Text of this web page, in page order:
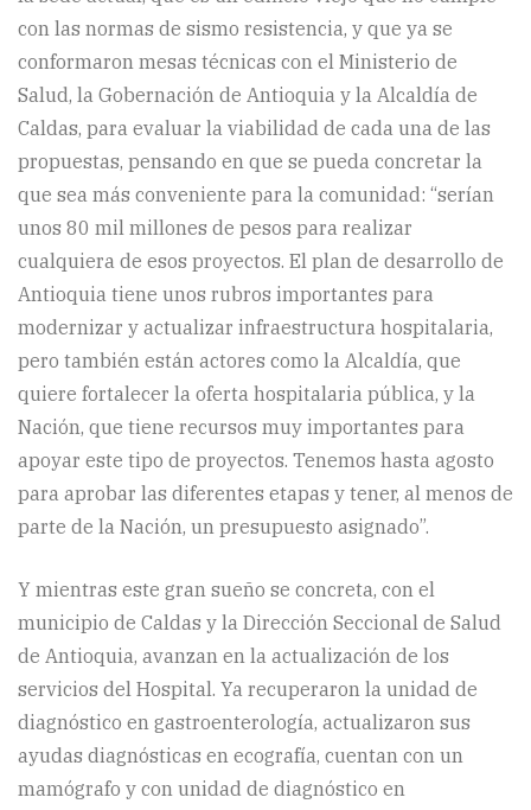
con las normas de sismo resistencia, y que ya se
conformaron mesas técnicas con el Ministerio de
Salud, la Gobernación de Antioquia y la Alcaldía de
Caldas, para evaluar la viabilidad de cada una de las
propuestas, pensando en que se pueda concretar la
que sea más conveniente para la comunidad: “serían
unos 80 mil millones de pesos para realizar
cualquiera de esos proyectos. El plan de desarrollo de
Antioquia tiene unos rubros importantes para
modernizar y actualizar infraestructura hospitalaria,
pero también están actores como la Alcaldía, que
quiere fortalecer la oferta hospitalaria pública, y la
Nación, que tiene recursos muy importantes para
apoyar este tipo de proyectos. Tenemos hasta agosto
para aprobar las diferentes etapas y tener, al menos de
parte de la Nación, un presupuesto asignado”.
Y mientras este gran sueño se concreta, con el
municipio de Caldas y la Dirección Seccional de Salud
de Antioquia, avanzan en la actualización de los
servicios del Hospital. Ya recuperaron la unidad de
diagnóstico en gastroenterología, actualizaron sus
ayudas diagnósticas en ecografía, cuentan con un
mamógrafo y con unidad de diagnóstico en